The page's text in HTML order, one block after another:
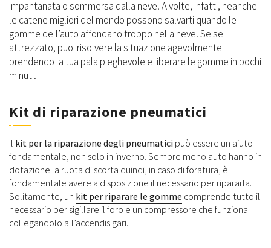
impantanata o sommersa dalla neve. A volte, infatti, neanche
le catene migliori del mondo possono salvarti quando le
gomme dell’auto affondano troppo nella neve. Se sei
attrezzato, puoi risolvere la situazione agevolmente
prendendo la tua pala pieghevole e liberare le gomme in pochi
minuti.
Kit di riparazione pneumatici
Il kit per la riparazione degli pneumaticipuò essere un aiuto
fondamentale, non solo in inverno. Sempre meno auto hanno in
dotazione la ruota di scorta quindi, in caso di foratura, è
fondamentale avere a disposizione il necessario per ripararla.
Solitamente, un kit per riparare le gommecomprende tutto il
necessario per sigillare il foro e un compressore che funziona
collegandolo all’accendisigari.